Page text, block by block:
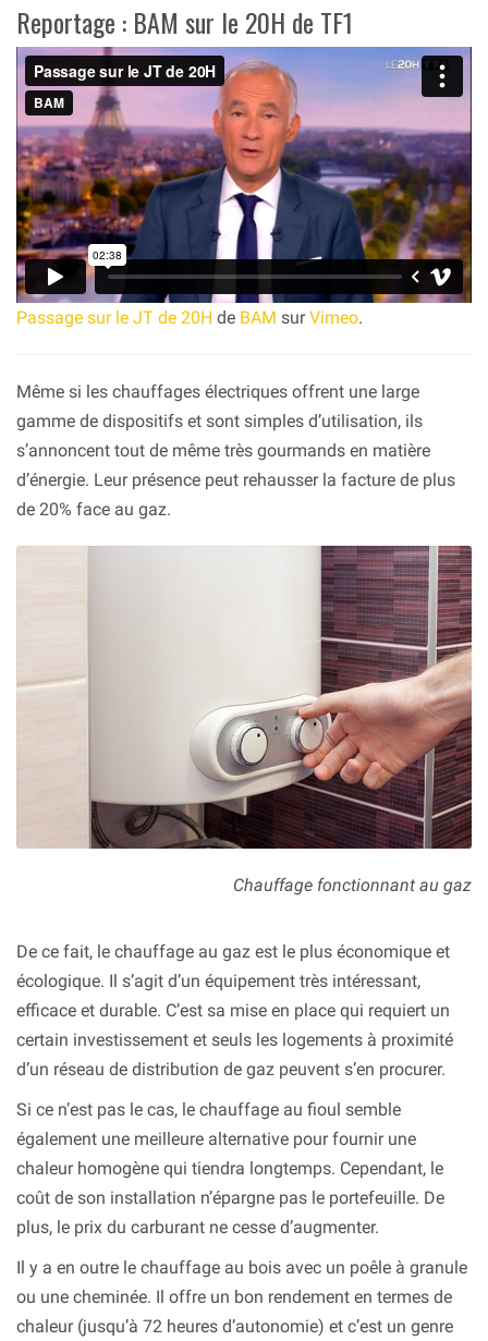
Reportage : BAM sur le 20H de TF1
Passage sur le JT de 20H de BAM surVimeo.
Même si les chauffages électriques offrent une large
gamme de dispositifs et sont simples d’utilisation, ils
s’annoncent tout de même très gourmands en matière
d’énergie. Leur présence peut rehausser la facture de plus
de 20% face au gaz.
Chauffage fonctionnant au gaz
De ce fait, le chauffage au gaz est le plus économique et
écologique. Il s’agit d’un équipement très intéressant,
efficace et durable. C’est sa mise en place qui requiert un
certain investissement et seuls les logements à proximité
d’un réseau de distribution de gaz peuvent s’en procurer.
Si ce n’est pas le cas, le chauffage au fioul semble
également une meilleure alternative pour fournir une
chaleur homogène qui tiendra longtemps. Cependant, le
coût de son installation n’épargne pas le portefeuille. De
plus, le prix du carburant ne cesse d’augmenter.
Il y a en outre le chauffage au bois avec un poêle à granule
ou une cheminée. Il offre un bon rendement en termes de
chaleur (jusqu’à 72 heures d’autonomie) et c’est un genre